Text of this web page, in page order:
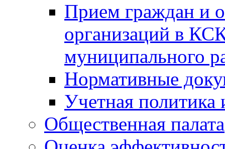
Прием граждан и
организаций в
муниципального
Нормативные
Учетная политика
Общественная палата